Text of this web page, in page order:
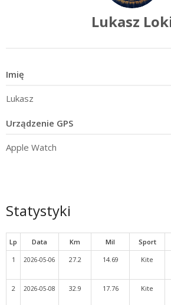
Lukasz
Imię
Lukasz
Urządzenie GPS
Apple Watch
Statystyki
Lp Data Km Mil Sport
1 2026-05-06 27.2 14.69 Kite
2
2026-05-08 32.9 17.76 Kite